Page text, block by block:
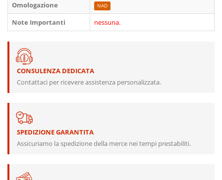
Omologazione
NAD
Note Importanti nessuna.
CONSULENZA DEDICATA
Contattaci per ricevere assistenza personalizzata.
SPEDIZIONE GARANTITA
Assicuriamo la spedizione della merce nei tempi prestabiliti.